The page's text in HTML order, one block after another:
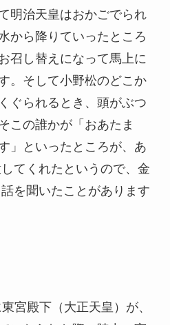
明治天皇はおかごでられ
から降りていったところ
召し替えになって馬上に
。そして小野松のどこか
ぐられるとき、頭がぶつ
この誰かが「おあたま
」といったところが、あ
てくれたというので、金
を聞いたことがあります
宮殿下（大正天皇）が、